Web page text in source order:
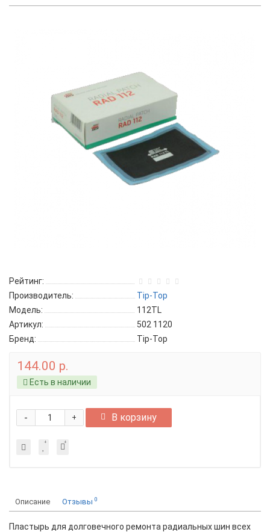
Рейтинг:
Производитель:
Tip-Top
Модель:
112TL
Артикул:
502 1120
Бренд:
Tip-Top
144.00 р.
Есть в наличии
+
- В корзину
Описание Отзывы 0
Пластырь для долговечного ремонта радиальных шин всех